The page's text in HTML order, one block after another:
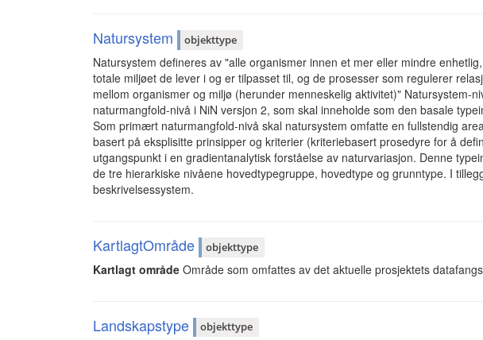
Natursystem objekttype
Natursystem defineres av "alle organismer innen et mer eller mindre
totale miljøet de lever i og er tilpasset til, og de prosesser som regulerer
mellom organismer og miljø (herunder menneskelig aktivitet)" Natursystem-
naturmangfold-nivå i NiN versjon 2, som skal inneholde som den basale
Som primært naturmangfold-nivå skal natursystem omfatte en fullstendig
basert på eksplisitte prinsipper og kriterier (kriteriebasert prosedyre for å
utgangspunkt i en gradientanalytisk forståelse av naturvariasjon. Denne
de tre hierarkiske nivåene hovedtypegruppe, hovedtype og grunntype. I
beskrivelsessystem.
KartlagtOmråde objekttype
Kartlagt område Område som omfattes av det aktuelle prosjektets
Landskapstype objekttype